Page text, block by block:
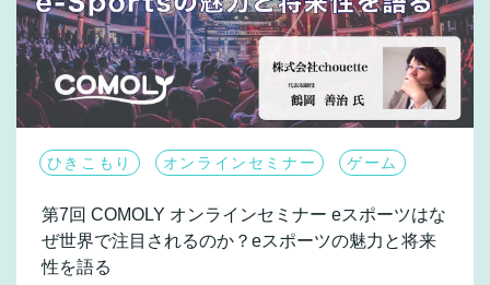
ひきこもり オンラインセミナー ゲーム
第7回 COMOLY オンラインセミナー eスポーツはな
ぜ世界で注目されるのか？eスポーツの魅力と将来
性を語る